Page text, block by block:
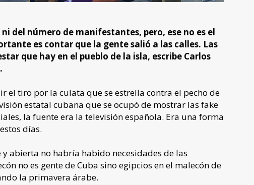
del número de manifestantes, pero, ese no es el
es contar que la gente salió a las calles. Las
que hay en el pueblo de la isla, escribe Carlos
el tiro por la culata que se estrella contra el pecho de
estatal cubana que se ocupó de mostrar las fake
la fuente era la televisión española. Era una forma
días.
abierta no habría habido necesidades de las
no es gente de Cuba sino egipcios en el malecón de
la primavera árabe.